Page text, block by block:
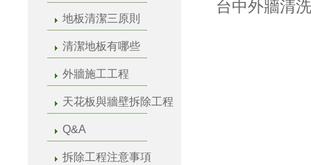
地板清潔三原則
清潔地板有哪些
外牆施工工程
天花板與牆壁拆除工程
Q&A
拆除工程注意事項
台中外牆清